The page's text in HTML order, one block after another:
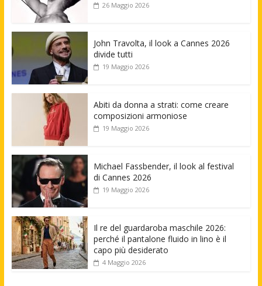
26 Maggio 2026
John Travolta, il look a Cannes 2026
divide tutti
19 Maggio 2026
Abiti da donna a strati: come creare
composizioni armoniose
19 Maggio 2026
Michael Fassbender, il look al festival
di Cannes 2026
19 Maggio 2026
Il re del guardaroba maschile 2026:
perché il pantalone fluido in lino è il
capo più desiderato
4 Maggio 2026